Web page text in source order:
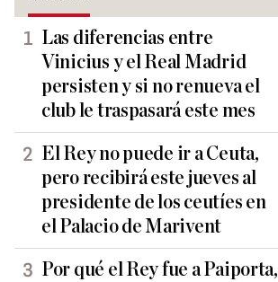
Las diferencias entre
Vinicius y el Real Madrid
persisten y si no renueva el
club le traspasará este mes
El Rey no puede ir a Ceuta,
pero recibirá este jueves al
presidente de los ceutíes en
el Palacio de Marivent
Por qué el Rey fue a Paiporta,